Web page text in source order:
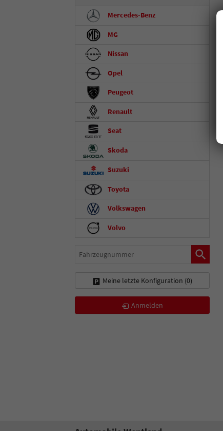
Mercedes-Benz
MG
Nissan
Opel
Peugeot
Renault
Seat
Skoda
Suzuki
Toyota
Volkswagen
Volvo
Fahrzeugnummer
Meine letzte Konfiguration (0)
Anmelden